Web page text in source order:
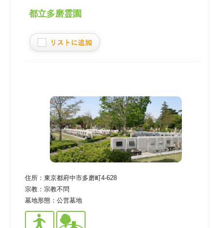
都立多磨霊園
住所： 東京都府中市多磨町4-628
宗教： 宗教不問
墓地形態： 公営墓地